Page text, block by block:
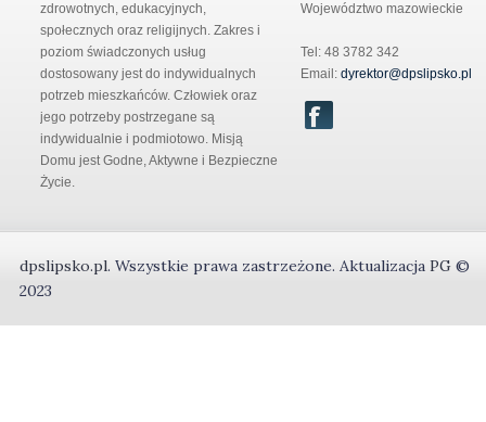
zdrowotnych, edukacyjnych,
społecznych oraz religijnych. Zakres i
poziom świadczonych usług
dostosowany jest do indywidualnych
potrzeb mieszkańców. Człowiek oraz
jego potrzeby postrzegane są
indywidualnie i podmiotowo. Misją
Domu jest Godne, Aktywne i Bezpieczne
Życie.
Województwo mazowieckie
Tel: 48 3782 342
Email: dyrektor@dpslipsko.pl
dpslipsko.pl. Wszystkie prawa zastrzeżone. Aktualizacja PG ©
2023